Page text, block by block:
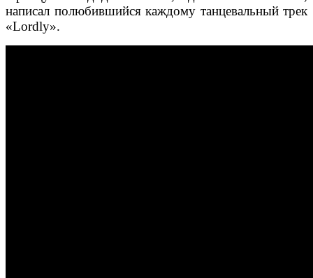
написал полюбившийся каждому танцевальный трек
«Lordly».